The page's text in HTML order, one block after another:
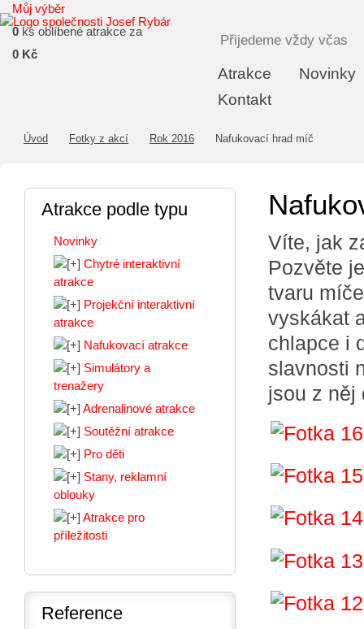
Atrakce
Novinky
Kontakt
Můj výběr
0 ks oblíbené atrakce za
0 Kč
Přijedeme vždy včas
Úvod Fotky z akcí Rok 2016 Nafukovací hrad míč
Víte, jak
Pozvěte
tvaru míče
vyskákat
chlapce i
slavnosti
jsou z něj
Atrakce podle typu
Novinky
Chytré interaktivní
atrakce
Projekční interaktivní
atrakce
Nafukovací atrakce
Simulátory a
trenažery
Adrenalinové atrakce
Soutěžní atrakce
Pro děti
Stany, reklamní
oblouky
Atrakce pro
příležitosti
Reference